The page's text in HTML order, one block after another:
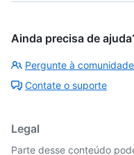
Ainda precisa de
Pergunte à
Contate o suporte
Legal
Parte desse conteúdo